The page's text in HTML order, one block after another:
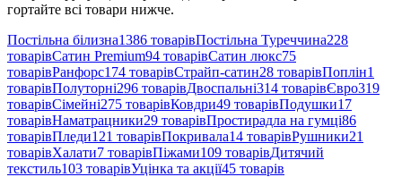
гортайте всі товари нижче.
Постільна білизна1386 товарівПостільна Туреччина228
товарівСатин Premium94 товарівСатин люкс75
товарівРанфорс174 товарівСтрайп-сатин28 товарівПоплін1
товарівПолуторні296 товарівДвоспальні314 товарівЄвро319
товарівСімейні275 товарівКовдри49 товарівПодушки17
товарівНаматрацники29 товарівПростирадла на гумці86
товарівПледи121 товарівПокривала14 товарівРушники21
товарівХалати7 товарівПіжами109 товарівДитячий
текстиль103 товарівУцінка та акції45 товарів